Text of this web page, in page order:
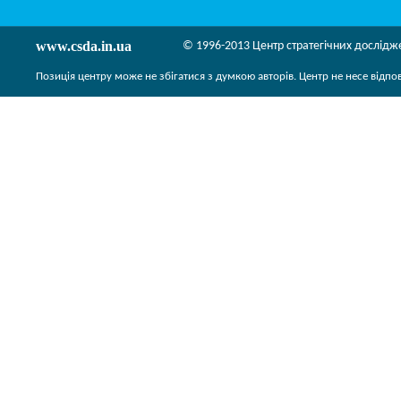
www.csda.in.ua © 1996-2013 Центр стратегічних
Позиція центру може не збігатися з думкою авторів. Центр не несе